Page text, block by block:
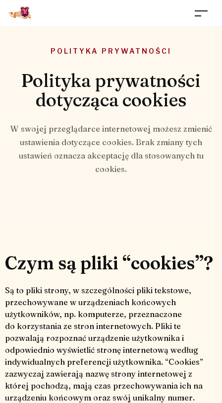
POLITYKA PRYWATNOŚCI
Polityka prywatności
dotycząca cookies
W swojej przeglądarce internetowej możesz zmienić
ustawienia dotyczące cookies. Brak zmiany tych
ustawień oznacza akceptację dla stosowanych tu
cookies.
Czym są pliki “cookies”?
Są to pliki strony, w szczególności pliki tekstowe,
przechowywane w urządzeniach końcowych
użytkowników, np. komputerze, przeznaczone
do korzystania ze stron internetowych. Pliki te
pozwalają rozpoznać urządzenie użytkownika i
odpowiednio wyświetlić stronę internetową według
indywidualnych preferencji użytkownika. “Cookies”
zazwyczaj zawierają nazwę strony internetowej z
której pochodzą, mają czas przechowywania ich na
urządzeniu końcowym oraz swój unikalny numer.